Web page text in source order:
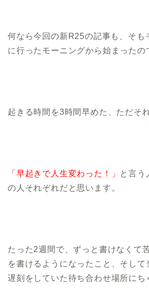
何なら今回の新R25の記事も、そも
に行ったモーニングから始まったの
起きる時間を3時間早めた、ただそ
「早起きで人生変わった！」
と言う
の人それぞれだと思います。
たった2週間で、ずっと書けなくて
を書けるようになったこと、そして
遅刻をしていた待ち合わせ場所にち